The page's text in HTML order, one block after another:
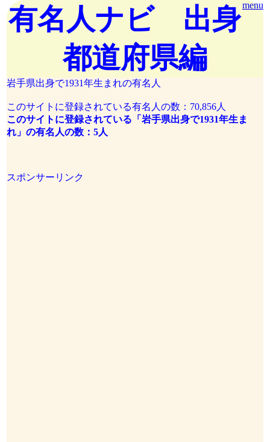
menu
有名人ナビ 出身
都道府県編
岩手県出身で1931年生まれの有名人
このサイトに登録されている有名人の数：70,856人
このサイトに登録されている「岩手県出身で1931年生ま
れ」の有名人の数：5人
スポンサーリンク